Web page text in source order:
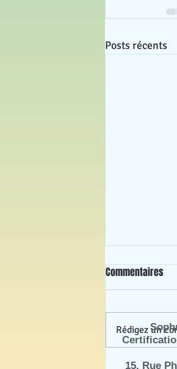
Posts récents
Commentaires
Rédigez un
15, Rue